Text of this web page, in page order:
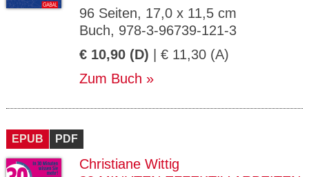
96 Seiten, 17,0 x 11,5 cm
Buch, 978-3-96739-121-3
€ 10,90 (D) | € 11,30 (A)
Zum Buch
EPUB PDF
Christiane Wittig